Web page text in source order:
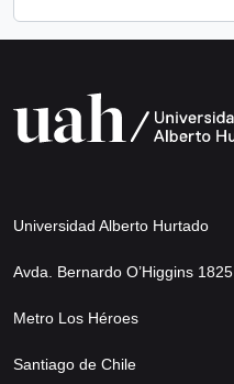
Universidad Alberto Hurtado
Avda. Bernardo O’Higgins 1825
Metro Los Héroes
Santiago de Chile